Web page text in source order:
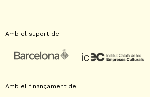
Amb el suport de:
Amb el finançament de: